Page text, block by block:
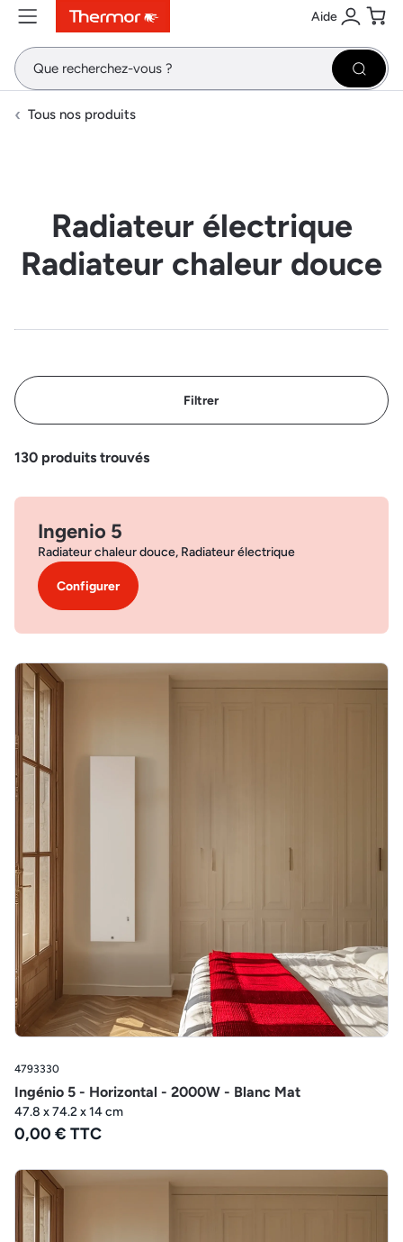
ContenuMenuRecherche Aide
Se
Tous nos produits
Radiateur électrique
Radiateur chaleur douce
Filtrer
130 produits trouvés
Ingenio 5
Radiateur chaleur douce, Radiateur électrique
Configurer
4793330
Ingénio 5 - Horizontal - 2000W - Blanc Mat
47.8 x 74.2 x 14 cm
0,00 € TTC